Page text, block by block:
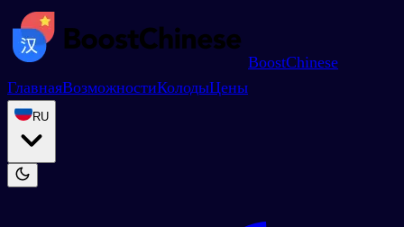
BoostChinese
ГлавнаяВозможностиКолодыЦены
RU